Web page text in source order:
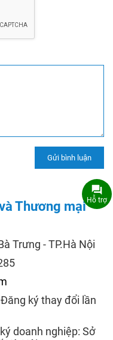
Thương mại
Trưng - TP.Hà Nội
ký thay đổi lần
doanh nghiệp: Sở
Hỗ trợ